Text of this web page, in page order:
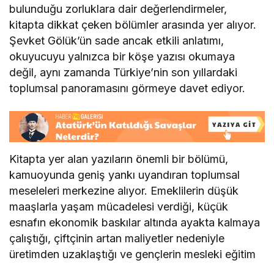
bulunduğu zorluklara dair değerlendirmeler,
kitapta dikkat çeken bölümler arasında yer alıyor.
Şevket Gölük’ün sade ancak etkili anlatımı,
okuyucuyu yalnızca bir köşe yazısı okumaya
değil, aynı zamanda Türkiye’nin son yıllardaki
toplumsal panoramasını görmeye davet ediyor.
Kitapta yer alan yazıların önemli bir bölümü,
kamuoyunda geniş yankı uyandıran toplumsal
meseleleri merkezine alıyor. Emeklilerin düşük
maaşlarla yaşam mücadelesi verdiği, küçük
esnafın ekonomik baskılar altında ayakta kalmaya
çalıştığı, çiftçinin artan maliyetler nedeniyle
üretimden uzaklaştığı ve gençlerin mesleki eğitim